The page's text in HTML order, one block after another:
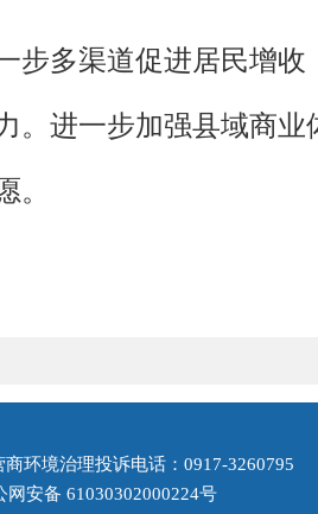
步多渠道促进居民增
。进一步加强县域商
。
环境治理投诉电话：0917-3260795
网安备 61030302000224号